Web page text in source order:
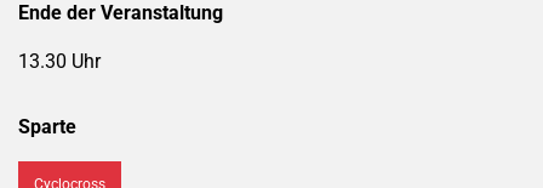
Ende der Veranstaltung
13.30 Uhr
Sparte
Cyclocross